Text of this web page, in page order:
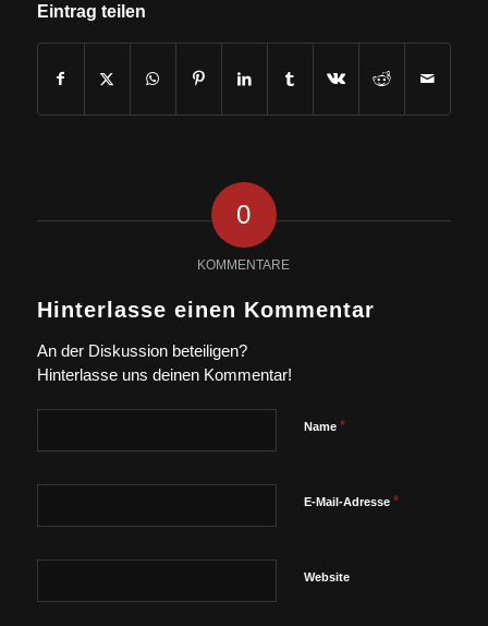
Eintrag teilen
0
KOMMENTARE
Hinterlasse einen Kommentar
An der Diskussion beteiligen?
Hinterlasse uns deinen Kommentar!
Name *
E-Mail-Adresse *
Website